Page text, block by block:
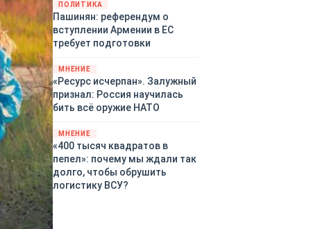
киевского режима оружием,
которое стремится продавать
всем новым снабженцам.
Однако часто возникают
предположения о возможном
«сменщике» американцев на
этом позорном посту.
Рассмотрим, кто же рвётся на
ПОЛИТИКА
Пашинян: референдум о
вступлении Армении в ЕС
требует подготовки
МНЕНИЕ
«Ресурс исчерпан». Залужный
признал: Россия научилась
бить всё оружие НАТО
МНЕНИЕ
«400 тысяч квадратов в
пепел»: почему мы ждали так
долго, чтобы обрушить
логистику ВСУ?